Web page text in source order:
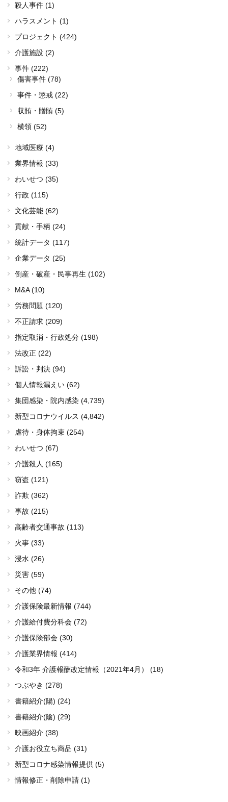
殺人事件 (1)
ハラスメント (1)
プロジェクト (424)
介護施設 (2)
事件 (222)
傷害事件 (78)
事件・懲戒 (22)
収賄・贈賄 (5)
横領 (52)
地域医療 (4)
業界情報 (33)
わいせつ (35)
行政 (115)
文化芸能 (62)
貢献・手柄 (24)
統計データ (117)
企業データ (25)
倒産・破産・民事再生 (102)
M&A (10)
労務問題 (120)
不正請求 (209)
指定取消・行政処分 (198)
法改正 (22)
訴訟・判決 (94)
個人情報漏えい (62)
集団感染・院内感染 (4,739)
新型コロナウイルス (4,842)
虐待・身体拘束 (254)
わいせつ (67)
介護殺人 (165)
窃盗 (121)
詐欺 (362)
事故 (215)
高齢者交通事故 (113)
火事 (33)
浸水 (26)
災害 (59)
その他 (74)
介護保険最新情報 (744)
介護給付費分科会 (72)
介護保険部会 (30)
介護業界情報 (414)
令和3年 介護報酬改定情報（2021年4月） (18)
つぶやき (278)
書籍紹介(陽) (24)
書籍紹介(陰) (29)
映画紹介 (38)
介護お役立ち商品 (31)
新型コロナ感染情報提供 (5)
情報修正・削除申請 (1)